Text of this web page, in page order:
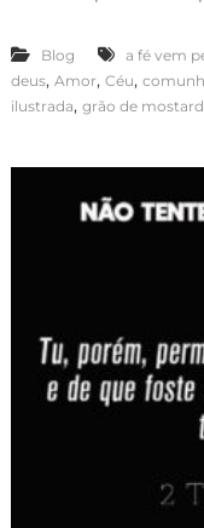
Blog a fé vem
deus, Amor, Céu,
ilustrada, grão de